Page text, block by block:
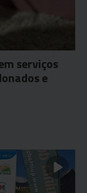
serviços
e